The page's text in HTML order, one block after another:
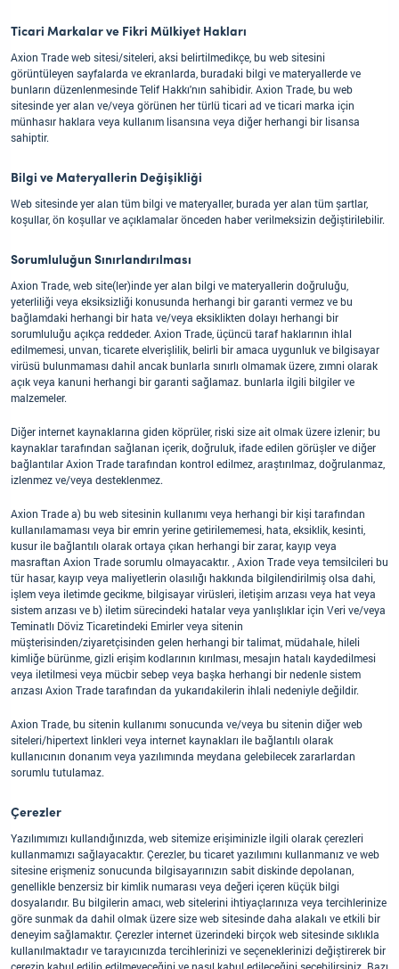
Ticari Markalar ve Fikri Mülkiyet Hakları
Axion Trade web sitesi/siteleri, aksi belirtilmedikçe, bu web sitesini
görüntüleyen sayfalarda ve ekranlarda, buradaki bilgi ve materyallerde ve
bunların düzenlenmesinde Telif Hakkı'nın sahibidir. Axion Trade, bu web
sitesinde yer alan ve/veya görünen her türlü ticari ad ve ticari marka için
münhasır haklara veya kullanım lisansına veya diğer herhangi bir lisansa
sahiptir.
Bilgi ve Materyallerin Değişikliği
Web sitesinde yer alan tüm bilgi ve materyaller, burada yer alan tüm şartlar,
koşullar, ön koşullar ve açıklamalar önceden haber verilmeksizin değiştirilebilir.
Sorumluluğun Sınırlandırılması
Axion Trade, web site(ler)inde yer alan bilgi ve materyallerin doğruluğu,
yeterliliği veya eksiksizliği konusunda herhangi bir garanti vermez ve bu
bağlamdaki herhangi bir hata ve/veya eksiklikten dolayı herhangi bir
sorumluluğu açıkça reddeder. Axion Trade, üçüncü taraf haklarının ihlal
edilmemesi, unvan, ticarete elverişlilik, belirli bir amaca uygunluk ve bilgisayar
virüsü bulunmaması dahil ancak bunlarla sınırlı olmamak üzere, zımni olarak
açık veya kanuni herhangi bir garanti sağlamaz. bunlarla ilgili bilgiler ve
malzemeler.
Diğer internet kaynaklarına giden köprüler, riski size ait olmak üzere izlenir; bu
kaynaklar tarafından sağlanan içerik, doğruluk, ifade edilen görüşler ve diğer
bağlantılar Axion Trade tarafından kontrol edilmez, araştırılmaz, doğrulanmaz,
izlenmez ve/veya desteklenmez.
Axion Trade a) bu web sitesinin kullanımı veya herhangi bir kişi tarafından
kullanılamaması veya bir emrin yerine getirilememesi, hata, eksiklik, kesinti,
kusur ile bağlantılı olarak ortaya çıkan herhangi bir zarar, kayıp veya
masraftan Axion Trade sorumlu olmayacaktır. , Axion Trade veya temsilcileri bu
tür hasar, kayıp veya maliyetlerin olasılığı hakkında bilgilendirilmiş olsa dahi,
işlem veya iletimde gecikme, bilgisayar virüsleri, iletişim arızası veya hat veya
sistem arızası ve b) iletim sürecindeki hatalar veya yanlışlıklar için Veri ve/veya
Teminatlı Döviz Ticaretindeki Emirler veya sitenin
müşterisinden/ziyaretçisinden gelen herhangi bir talimat, müdahale, hileli
kimliğe bürünme, gizli erişim kodlarının kırılması, mesajın hatalı kaydedilmesi
veya iletilmesi veya mücbir sebep veya başka herhangi bir nedenle sistem
arızası Axion Trade tarafından da yukarıdakilerin ihlali nedeniyle değildir.
Axion Trade, bu sitenin kullanımı sonucunda ve/veya bu sitenin diğer web
siteleri/hipertext linkleri veya internet kaynakları ile bağlantılı olarak
kullanıcının donanım veya yazılımında meydana gelebilecek zararlardan
sorumlu tutulamaz.
Çerezler
Yazılımımızı kullandığınızda, web sitemize erişiminizle ilgili olarak çerezleri
kullanmamızı sağlayacaktır. Çerezler, bu ticaret yazılımını kullanmanız ve web
sitesine erişmeniz sonucunda bilgisayarınızın sabit diskinde depolanan,
genellikle benzersiz bir kimlik numarası veya değeri içeren küçük bilgi
dosyalarıdır. Bu bilgilerin amacı, web sitelerini ihtiyaçlarınıza veya tercihlerinize
göre sunmak da dahil olmak üzere size web sitesinde daha alakalı ve etkili bir
deneyim sağlamaktır. Çerezler internet üzerindeki birçok web sitesinde sıklıkla
kullanılmaktadır ve tarayıcınızda tercihlerinizi ve seçeneklerinizi değiştirerek bir